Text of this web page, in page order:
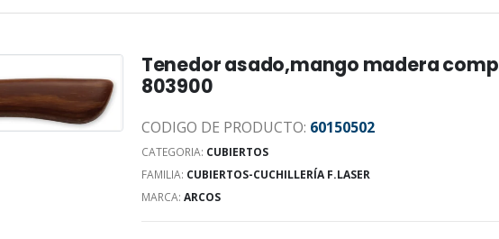
Tenedor asado,mango madera
803900
CODIGO DE PRODUCTO: 60150502
CATEGORIA: CUBIERTOS
FAMILIA: CUBIERTOS-CUCHILLERÍA F.LASER
MARCA: ARCOS